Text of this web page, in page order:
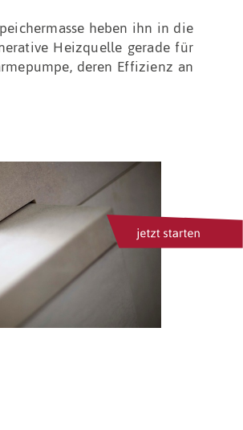
heben ihn in die
Heizquelle gerade für
deren Effizienz an